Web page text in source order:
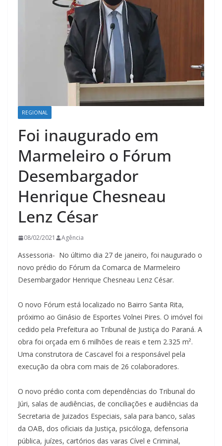
REGIONAL
Foi inaugurado em
Marmeleiro o Fórum
Desembargador
Henrique Chesneau
Lenz César
08/02/2021 Agência
Assessoria- No último dia 27 de janeiro, foi naugurado o
novo prédio do Fórum da Comarca de Marmeleiro
Desembargador Henrique Chesneau Lenz César.
O novo Fórum está localizado no Bairro Santa Rita,
próximo ao Ginásio de Esportes Volnei Pires. O imóvel foi
cedido pela Prefeitura ao Tribunal de Justiça do Paraná. A
obra foi orçada em 6 milhões de reais e tem 2.325 m².
Uma construtora de Cascavel foi a responsável pela
execução da obra com mais de 26 colaboradores.
O novo prédio conta com dependências do Tribunal do
Júri, salas de audiências, de conciliações e audiências da
Secretaria de Juizados Especiais, sala para banco, salas
da OAB, dos oficiais da Justiça, psicóloga, defensoria
pública, juízes, cartórios das varas Cível e Criminal,